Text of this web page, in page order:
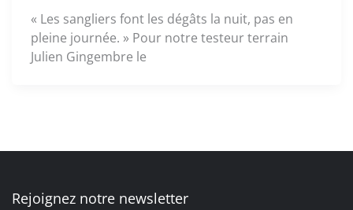
« Les sangliers font les dégâts la nuit, pas en
pleine journée. » Pour notre testeur terrain
Julien Gingembre le
Rejoignez notre newsletter